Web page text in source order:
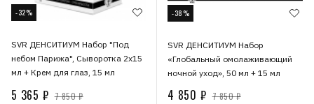
-32%
SVR ДЕНСИТИУМ Набор "Под
небом Парижа", Сыворотка 2х15
мл + Крем для глаз, 15 мл
5 365 ₽ 7 850 ₽
-38%
SVR ДЕНСИТИУМ Набор
«Глобальный омолаживающий
ночной уход», 50 мл + 15 мл
4 850 ₽ 7 850 ₽